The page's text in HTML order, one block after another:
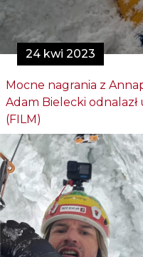
24 kwi 2023
Mocne nagrania z
Adam Bielecki
(FILM)